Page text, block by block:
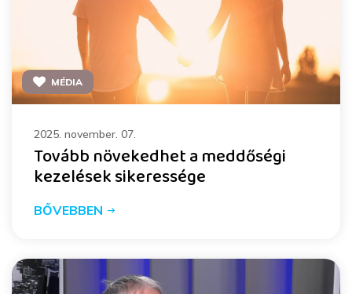
MÉDIA
2025. november. 07.
Tovább növekedhet a meddőségi
kezelések sikeressége
BŐVEBBEN